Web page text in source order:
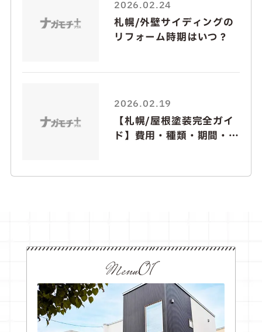
2026.02.24
札幌/外壁サイディングの
リフォーム時期はいつ？
2026.02.19
【札幌/屋根塗装完全ガイ
ド】費用・種類・期間・ト
Menu01